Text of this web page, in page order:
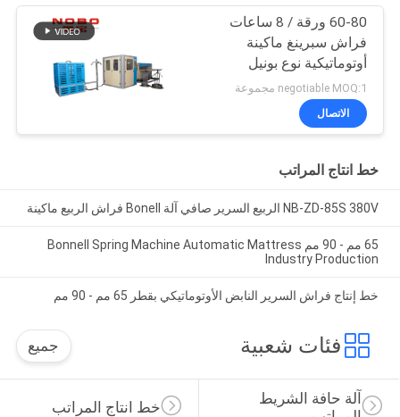
60-80 ورقة / 8 ساعات
فراش سبرينغ ماكينة
أوتوماتيكية نوع بونيل
negotiable MOQ:1 مجموعة
الاتصال
خط انتاج المراتب
NB-ZD-85S 380V الربيع السرير صافي آلة Bonell فراش الربيع ماكينة
65 مم - 90 مم Bonnell Spring Machine Automatic Mattress
Industry Production
خط إنتاج فراش السرير النابض الأوتوماتيكي بقطر 65 مم - 90 مم
فئات شعبية جميع
خط انتاج المراتب
آلة حافة الشريط